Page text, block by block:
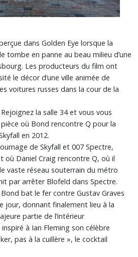
dans Golden Eye lorsque la
tombe en panne au beau milieu d’une
Les producteurs du film ont
le décor d’une ville animée de
voitures russes dans la cour de la
la salle 34 et vous vous
où Bond rencontre Q pour la
en 2012.
de Skyfall et 007 Spectre,
où Daniel Craig rencontre Q, où il
vaste réseau souterrain du métro
par arrêter Blofeld dans Spectre.
bat le fer contre Gustav Graves
jour, donnant finalement lieu à la
partie de l’intérieur
inspiré à Ian Fleming son célèbre
pas à la cuillère », le cocktail